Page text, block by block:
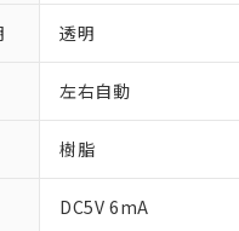
透明
左右自動
樹脂
DC5V 6mA
※1 対応状況